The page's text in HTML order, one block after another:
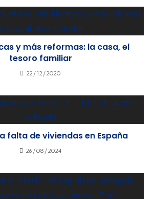
y más reformas: la casa, el
tesoro familiar
22/12/2020
falta de viviendas en España
26/08/2024